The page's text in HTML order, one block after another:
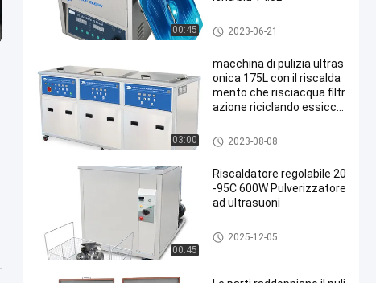
00:45 Pulitore ultrasonico di Digital
2023-06-21
03:00
macchina di pulizia ultras
onica 175L con il riscalda
mento che risciacqua filtr
azione riciclando essicca
Pulitore ultrasonico industrial
e
2023-08-08
00:45
Riscaldatore regolabile 20
-95C 600W Pulverizzatore
ad ultrasuoni
Pulitore ultrasonico delle parti
2025-12-05